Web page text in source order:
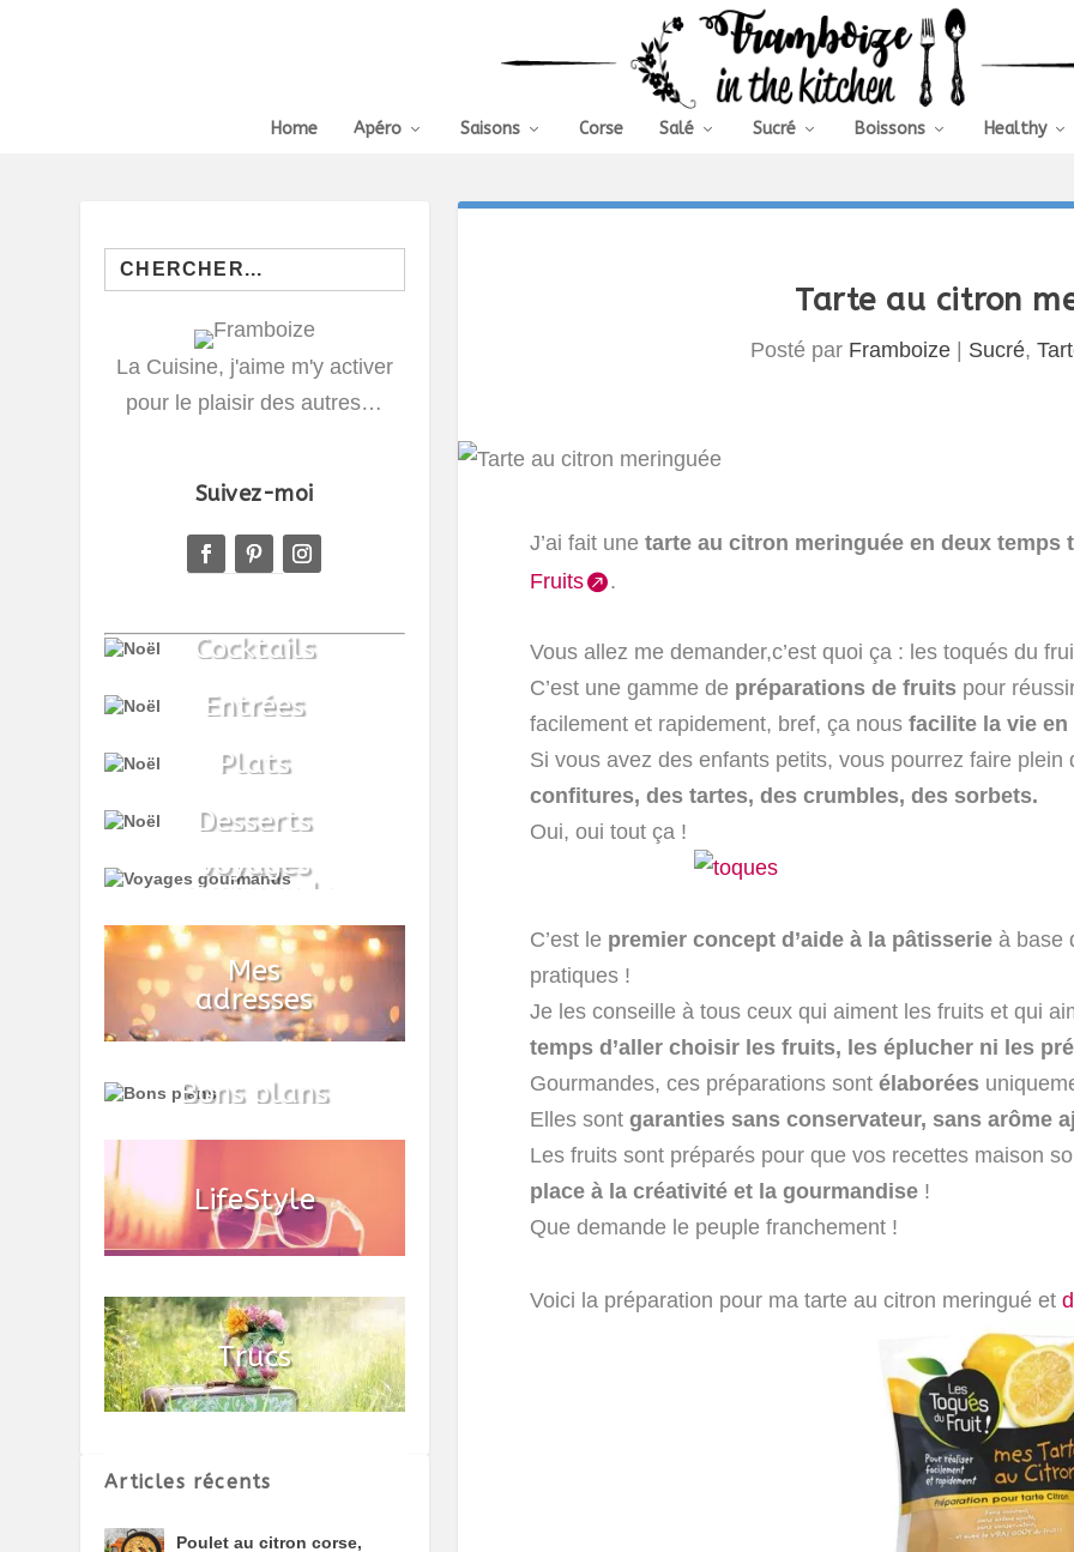
Home Apéro Saisons Corse Salé Sucré Boissons Healthy
Tarte au citron
Posté par Framboize Sucré,
J’ai fait une tarte au citron meringuée en deux temps
Fruits
.
Vous allez me demander,c’est quoi ça : les toqués du
C’est une gamme de préparations de fruitspour
facilement et rapidement, bref, ça nousfacilite la vie en
Si vous avez des enfants petits, vous pourrez faire
confitures, des tartes, des crumbles, des sorbets.
Oui, oui tout ça !
C’est le premier concept d’aide à la pâtisserieà base
pratiques !
Je les conseille à tous ceux qui aiment les fruits et qui
temps d’aller choisir les fruits, les éplucher ni les
Gourmandes, ces préparations sont élaborées
Elles sont garanties sans conservateur, sans arôme
Les fruits sont préparés pour que vos recettes maison
place à la créativité et la gourmandise!
Que demande le peuple franchement !
Voici la préparation pour ma tarte au citron meringué et
Search
for:
La Cuisine, j'aime m'y activer
pour le plaisir des autres…
Suivez-moi
Articles récents
Poulet au citron corse,